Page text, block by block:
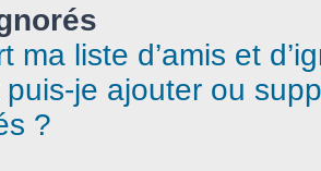
ma liste d’amis et
je ajouter ou
?